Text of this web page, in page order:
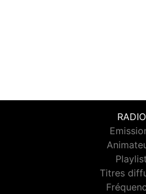
RADIO
Playlist
Titres